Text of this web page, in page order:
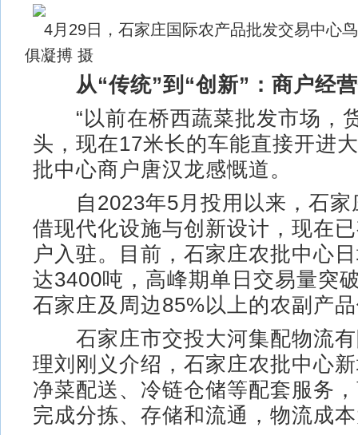
4月29日，石家庄国际农产品批发交易中心
俱凝搏 摄
从“传统”到“创新”：商户经
“以前在桥西蔬菜批发市场，
头，现在17米长的车能直接开进
批中心商户唐汉龙感慨道。
自2023年5月投用以来，石家
借现代化设施与创新设计，现在
户入驻。目前，石家庄农批中心
达3400吨，高峰期单日交易量突
石家庄及周边85%以上的农副产
石家庄市交投大河集配物流有
理刘刚义介绍，石家庄农批中心
净菜配送、冷链仓储等配套服务
完成分拣、存储和流通，物流成